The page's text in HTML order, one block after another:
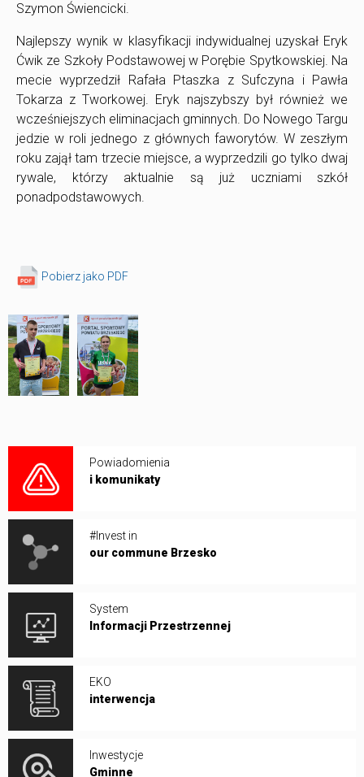
Szymon Świencicki.
Najlepszy wynik w klasyfikacji indywidualnej uzyskał Eryk
Ćwik ze Szkoły Podstawowej w Porębie Spytkowskiej. Na
mecie wyprzedził Rafała Ptaszka z Sufczyna i Pawła
Tokarza z Tworkowej. Eryk najszybszy był również we
wcześniejszych eliminacjach gminnych. Do Nowego Targu
jedzie w roli jednego z głównych faworytów. W zeszłym
roku zajął tam trzecie miejsce, a wyprzedzili go tylko dwaj
rywale, którzy aktualnie są już uczniami szkół
ponadpodstawowych.
Pobierz jako PDF
Powiadomienia
i komunikaty
#Invest in
our commune Brzesko
System
Informacji Przestrzennej
EKO
interwencja
Inwestycje
Gminne